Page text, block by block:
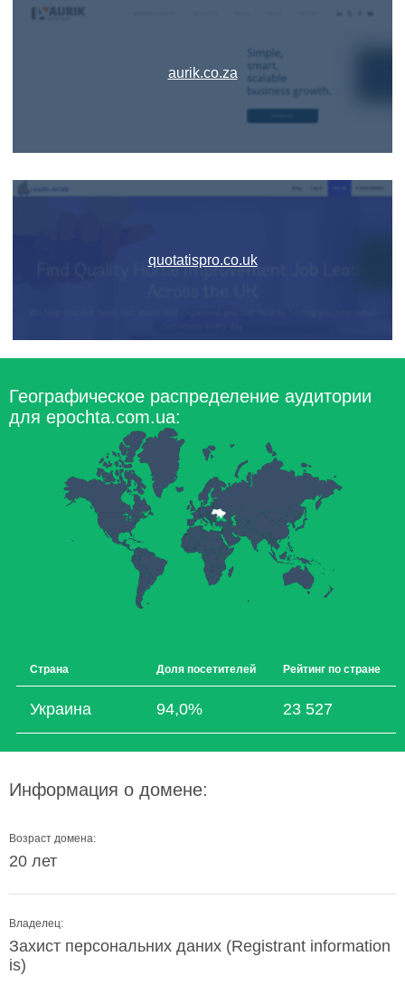
aurik.co.za
quotatispro.co.uk
Географическое распределение аудитории
для epochta.com.ua:
Страна Доля посетителей Рейтинг по стране
Украина 94,0% 23 527
Информация о домене:
Возраст домена:
20 лет
Владелец:
Захист персональних даних (Registrant information
is)